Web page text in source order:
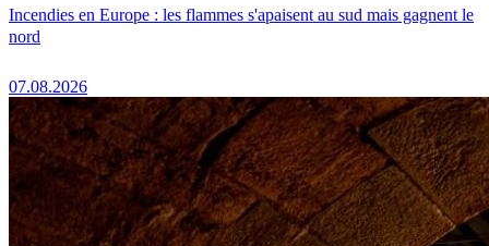
Incendies en Europe : les flammes s'apaisent au sud mais gagnent le
nord
07.08.2026